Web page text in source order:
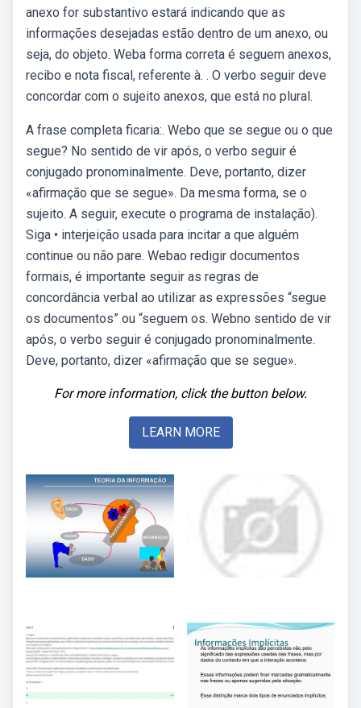
anexo for substantivo estará indicando que as
informações desejadas estão dentro de um anexo, ou
seja, do objeto. Weba forma correta é seguem anexos,
recibo e nota fiscal, referente à. . O verbo seguir deve
concordar com o sujeito anexos, que está no plural.
A frase completa ficaria:. Webo que se segue ou o que
segue? No sentido de vir após, o verbo seguir é
conjugado pronominalmente. Deve, portanto, dizer
«afirmação que se segue». Da mesma forma, se o
sujeito. A seguir, execute o programa de instalação).
Siga • interjeição usada para incitar a que alguém
continue ou não pare. Webao redigir documentos
formais, é importante seguir as regras de
concordância verbal ao utilizar as expressões “segue
os documentos” ou “seguem os. Webno sentido de vir
após, o verbo seguir é conjugado pronominalmente.
Deve, portanto, dizer «afirmação que se segue».
For more information, click the button below.
LEARN MORE